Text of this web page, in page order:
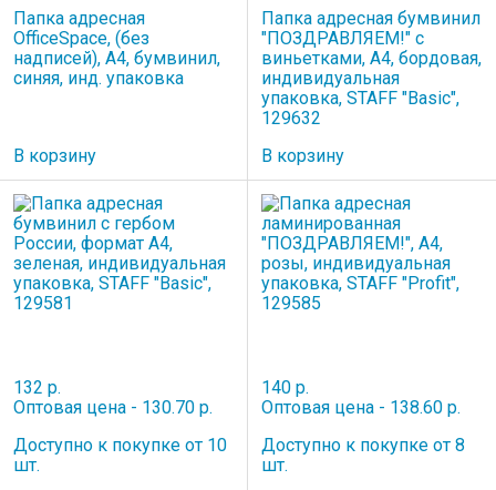
Папка адресная
OfficeSpace, (без
надписей), А4, бумвинил,
синяя, инд. упаковка
В корзину
Папка адресная бумвинил
"ПОЗДРАВЛЯЕМ!" с
виньетками, А4, бордовая,
индивидуальная
упаковка, STAFF "Basic",
129632
В корзину
132 р.
Оптовая цена - 130.70 р.
Доступно к покупке от 10
шт.
140 р.
Оптовая цена - 138.60 р.
Доступно к покупке от 8
шт.